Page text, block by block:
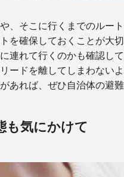
、そこに行くまでのルー
を確保しておくことが大
連れて行くのかも確認し
ードを離してしまわない
あれば、ぜひ自治体の避
も気にかけて